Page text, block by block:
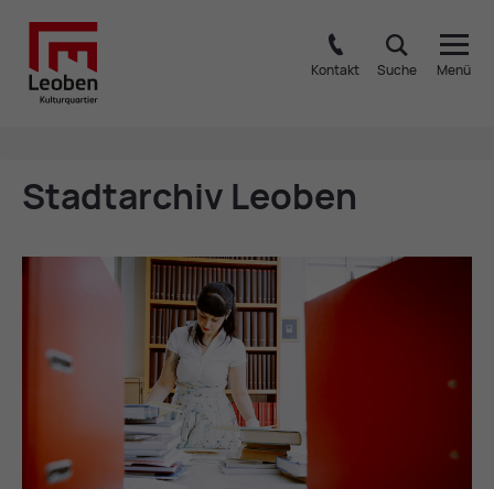
Kontakt Suche Menü
Stadt­ar­chiv Leo­ben